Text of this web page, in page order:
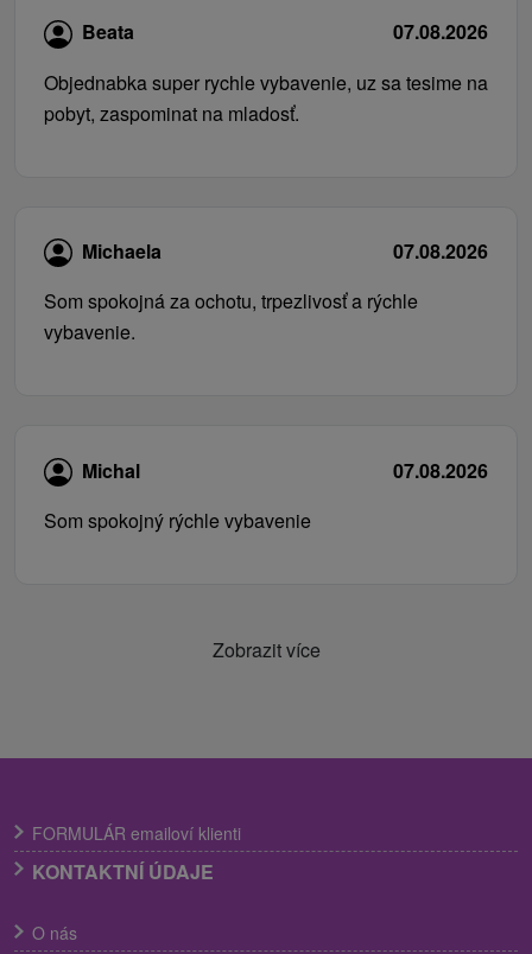
Beata
07.08.2026
Objednabka super rychle vybavenie, uz sa tesime na
pobyt, zaspominat na mladosť.
Michaela
07.08.2026
Som spokojná za ochotu, trpezlivosť a rýchle
vybavenie.
Michal
07.08.2026
Som spokojný rýchle vybavenie
Zobrazit více
FORMULÁR emailoví klienti
KONTAKTNÍ ÚDAJE
O nás